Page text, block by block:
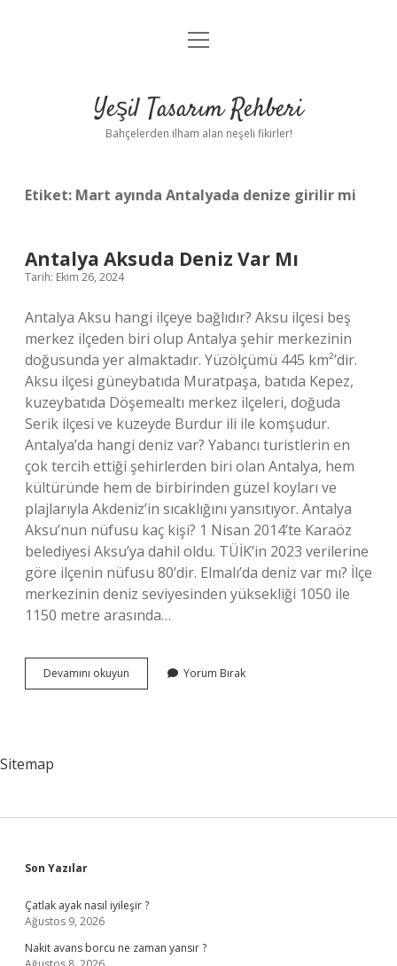
Anasayfa
Yasal Uyarı
menüyü
Yeşil Tasarım Rehberi
Bahçelerden ilham alan neşeli fikirler!
Etiket: Mart ayında Antalyada denize girilir mi
Antalya Aksuda Deniz Var Mı
Tarih: Ekim 26, 2024
Antalya Aksu hangi ilçeye bağlıdır? Aksu ilçesi beş
merkez ilçeden biri olup Antalya şehir merkezinin
doğusunda yer almaktadır. Yüzölçümü 445 km²’dir.
Aksu ilçesi güneybatıda Muratpaşa, batıda Kepez,
kuzeybatıda Döşemealtı merkez ilçeleri, doğuda
Serik ilçesi ve kuzeyde Burdur ili ile komşudur.
Antalya’da hangi deniz var? Yabancı turistlerin en
çok tercih ettiği şehirlerden biri olan Antalya, hem
kültüründe hem de birbirinden güzel koyları ve
plajlarıyla Akdeniz’in sıcaklığını yansıtıyor. Antalya
Aksu’nun nüfusu kaç kişi? 1 Nisan 2014’te Karaöz
belediyesi Aksu’ya dahil oldu. TÜİK’in 2023 verilerine
göre ilçenin nüfusu 80’dir. Elmalı’da deniz var mı? İlçe
merkezinin deniz seviyesinden yüksekliği 1050 ile
1150 metre arasında…
Devamını okuyun
Aksuda
Yorum Bırak
Sitemap
Sidebar
Son Yazılar
Çatlak ayak nasıl iyileşir ?
Ağustos 9, 2026
Nakit avans borcu ne zaman yansır ?